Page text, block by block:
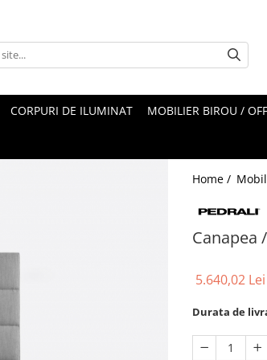
CORPURI DE ILUMINAT MOBILIER BIROU /
Home /
Canapea
5.640,02 Lei
Durata de